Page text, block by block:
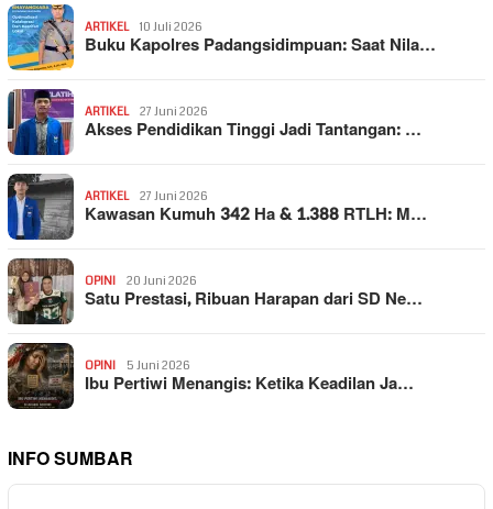
ARTIKEL 10 Juli 2026
Buku Kapolres Padangsidimpuan: Saat Nila…
ARTIKEL 27 Juni 2026
Akses Pendidikan Tinggi Jadi Tantangan: …
ARTIKEL 27 Juni 2026
Kawasan Kumuh 342 Ha & 1.388 RTLH: M…
OPINI 20 Juni 2026
Satu Prestasi, Ribuan Harapan dari SD Ne…
OPINI 5 Juni 2026
Ibu Pertiwi Menangis: Ketika Keadilan Ja…
INFO SUMBAR